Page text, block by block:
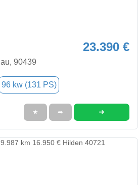
23.390 €
90439
96 kw (131 PS)
★ ➦ ➜